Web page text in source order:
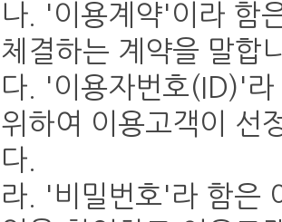
나. '이용계약'이라 함
체결하는 계약을 말합
다. '이용자번호(ID)'라
위하여 이용고객이 선
다.
라. '비밀번호'라 함은